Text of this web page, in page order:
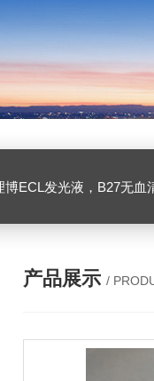
清培养基，N2培养基，紫外酶标板，Gibco胶原酶，
产品展示 /